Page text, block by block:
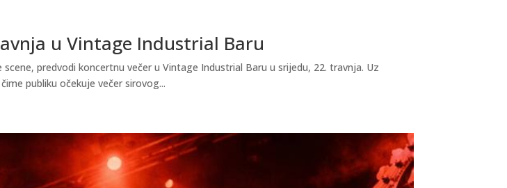
u Vintage Industrial Baru
predvodi koncertnu večer u Vintage Industrial Baru u srijedu, 22. travnja. Uz
publiku očekuje večer sirovog...